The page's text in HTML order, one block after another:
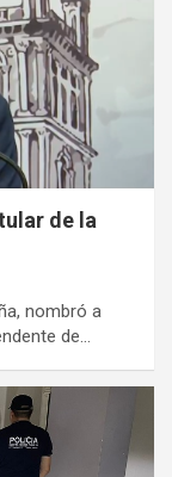
de la
nombró a
de…